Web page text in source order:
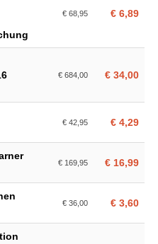
€ 68,95 € 6,89
€ 684,00 € 34,00
€ 42,95 € 4,29
€ 169,95 € 16,99
€ 36,00 € 3,60